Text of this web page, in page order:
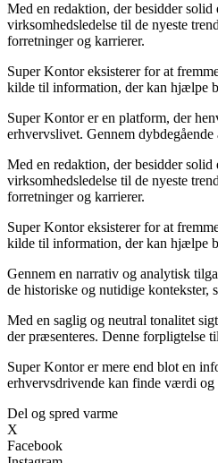
Med en redaktion, der besidder
virksomhedsledelse til de nyeste
forretninger og karrierer.
Super Kontor eksisterer for at
kilde til information, der kan hjælpe
Super Kontor er en platform, der
erhvervslivet. Gennem
Med en redaktion, der besidder
virksomhedsledelse til de nyeste
forretninger og karrierer.
Super Kontor eksisterer for at
kilde til information, der kan hjælpe
Gennem en narrativ og analytisk
de historiske og nutidige kontekster,
Med en saglig og neutral tonalitet
der præsenteres. Denne forpligtelse
Super Kontor er mere end blot en
erhvervsdrivende kan finde værdi og
Del og spred varme
X
Facebook